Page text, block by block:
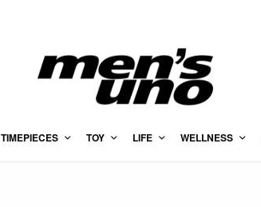
TIMEPIECES TOY LIFE WELLNESS